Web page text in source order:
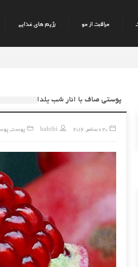
مراقبت از مو رژیم های غذایی
پوستی صاف با انار شب یلدا
20 دسامبر, 2016 habibi پوست,